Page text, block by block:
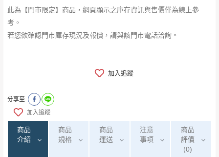
此為【門市限定】商品，網頁顯示之庫存資訊與售價僅為線上參
考。
若您欲確認門市庫存現況及報價，請與該門市電話洽詢。
加入追蹤
分享至
加入追蹤
商品
介紹
商品
規格
商品
運送
注意
事項
商品
評價
(0)